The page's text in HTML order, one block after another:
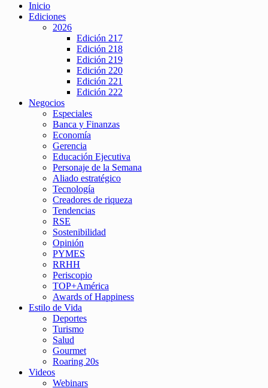
Inicio
Ediciones
2026
Edición 217
Edición 218
Edición 219
Edición 220
Edición 221
Edición 222
Negocios
Especiales
Banca y Finanzas
Economía
Gerencia
Educación Ejecutiva
Personaje de la Semana
Aliado estratégico
Tecnología
Creadores de riqueza
Tendencias
RSE
Sostenibilidad
Opinión
PYMES
RRHH
Periscopio
TOP+América
Awards of Happiness
Estilo de Vida
Deportes
Turismo
Salud
Gourmet
Roaring 20s
Videos
Webinars